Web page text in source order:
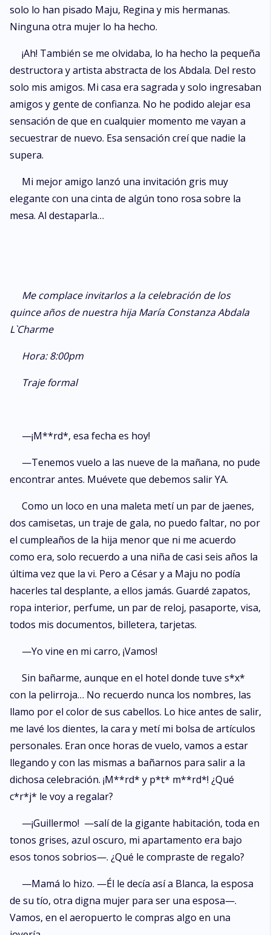
solo lo han pisado Maju, Regina y mis hermanas.
Ninguna otra mujer lo ha hecho.
¡Ah! También se me olvidaba, lo ha hecho la pequeña
destructora y artista abstracta de los Abdala. Del resto
solo mis amigos. Mi casa era sagrada y solo ingresaban
amigos y gente de confianza. No he podido alejar esa
sensación de que en cualquier momento me vayan a
secuestrar de nuevo. Esa sensación creí que nadie la
supera.
Mi mejor amigo lanzó una invitación gris muy
elegante con una cinta de algún tono rosa sobre la
mesa. Al destaparla…
Me complace invitarlos a la celebración de los
quince años de nuestra hija María Constanza Abdala
L`Charme
Hora: 8:00pm
Traje formal
—¡M**rd*, esa fecha es hoy!
—Tenemos vuelo a las nueve de la mañana, no pude
encontrar antes. Muévete que debemos salir YA.
Como un loco en una maleta metí un par de jaenes,
dos camisetas, un traje de gala, no puedo faltar, no por
el cumpleaños de la hija menor que ni me acuerdo
como era, solo recuerdo a una niña de casi seis años la
última vez que la vi. Pero a César y a Maju no podía
hacerles tal desplante, a ellos jamás. Guardé zapatos,
ropa interior, perfume, un par de reloj, pasaporte, visa,
todos mis documentos, billetera, tarjetas.
—Yo vine en mi carro, ¡Vamos!
Sin bañarme, aunque en el hotel donde tuve s*x*
con la pelirroja… No recuerdo nunca los nombres, las
llamo por el color de sus cabellos. Lo hice antes de salir,
me lavé los dientes, la cara y metí mi bolsa de artículos
personales. Eran once horas de vuelo, vamos a estar
llegando y con las mismas a bañarnos para salir a la
dichosa celebración. ¡M**rd* y p*t* m**rd*! ¿Qué
c*r*j* le voy a regalar?
—¡Guillermo! —salí de la gigante habitación, toda en
tonos grises, azul oscuro, mi apartamento era bajo
esos tonos sobrios—. ¿Qué le compraste de regalo?
—Mamá lo hizo. —Él le decía así a Blanca, la esposa
de su tío, otra digna mujer para ser una esposa—.
Vamos, en el aeropuerto le compras algo en una